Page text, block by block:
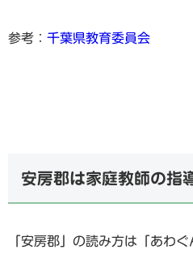
参考： 千葉県教育委員会
安房郡は家庭教師の指
「安房郡」の読み方は「あわぐ